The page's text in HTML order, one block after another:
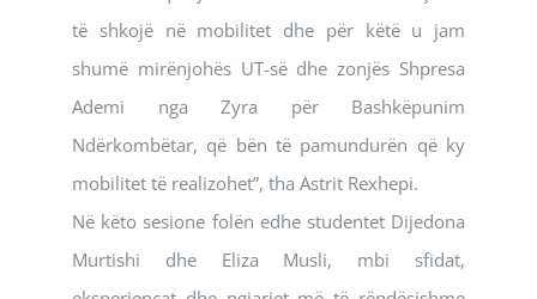
të shkojë në mobilitet dhe për këtë u jam
shumë mirënjohës UT-së dhe zonjës Shpresa
Ademi nga Zyra për Bashkëpunim
Ndërkombëtar, që bën të pamundurën që ky
mobilitet të realizohet”, tha Astrit Rexhepi.
Në këto sesione folën edhe studentet Dijedona
Murtishi dhe Eliza Musli, mbi sfidat,